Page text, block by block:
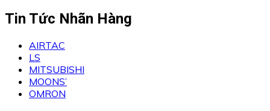
Tin Tức Nhãn Hàng
AIRTAC
LS
MITSUBISHI
MOONS’
OMRON